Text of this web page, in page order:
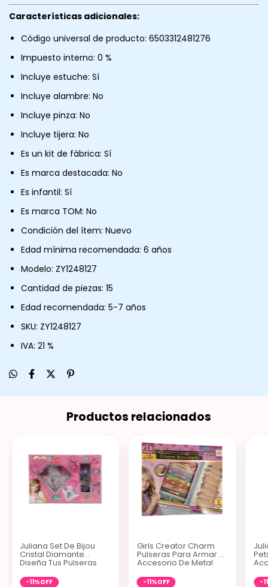
Características adicionales:
Código universal de producto: 6503312481276
Impuesto interno: 0 %
Incluye estuche: Sí
Incluye alambre: No
Incluye pinza: No
Incluye tijera: No
Es un kit de fábrica: Sí
Es marca destacada: No
Es infantil: Sí
Es marca TOM: No
Condición del ítem: Nuevo
Edad mínima recomendada: 6 años
Modelo: ZY1248127
Cantidad de piezas: 15
Edad recomendada: 5-7 años
SKU: ZY1248127
IVA: 21 %
Productos relacionados
Juliana Set De Bijou
Cristal Diamante
Diseña Tus Pulseras
-11%OFF
Girls Creator Charm
Pulseras Para Armar C
Accesorio De Metal
-11%OFF -11